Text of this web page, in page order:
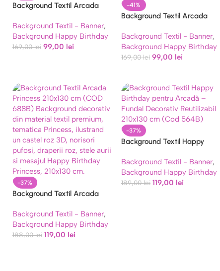
Background Textil Arcada
(COD 683B)
Background Textil - Banner,
Background Happy Birthday
169,00lei 99,00 lei
-41%
Background Textil Arcada
(COD 684B)
Background Textil - Banner,
Background Happy Birthday
169,00lei 99,00 lei
-37%
Background Textil Arcada
688B)
Background Textil - Banner,
Background Happy Birthday
188,00lei 119,00 lei
-37%
Background Textil Happy
Fundal Decorativ Reutilizabil
210×130 cm (Cod 564B)
Background Textil - Banner,
Background Happy Birthday
189,00lei 119,00 lei